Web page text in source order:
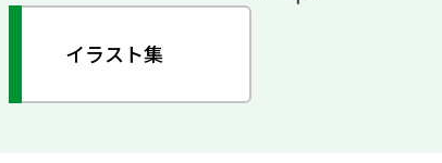
イラスト集